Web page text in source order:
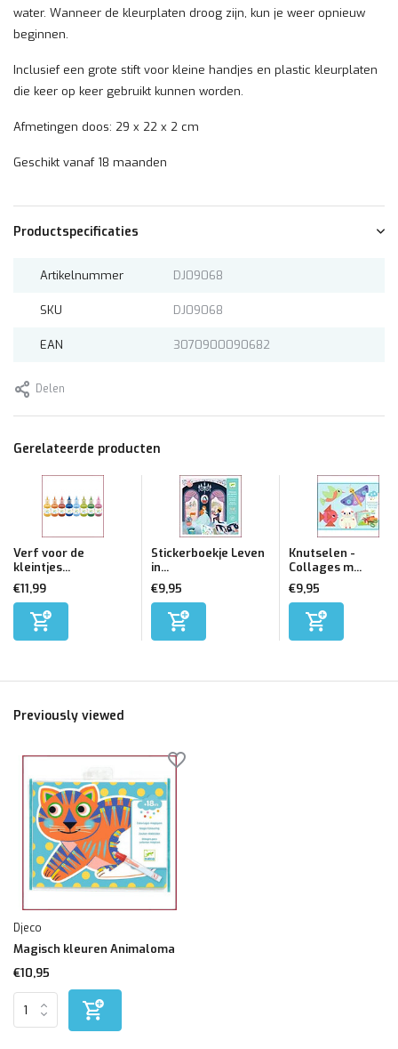
water. Wanneer de kleurplaten droog zijn, kun je weer opnieuw
beginnen.
Inclusief een grote stift voor kleine handjes en plastic kleurplaten
die keer op keer gebruikt kunnen worden.
Afmetingen doos: 29 x 22 x 2 cm
Geschikt vanaf 18 maanden
Productspecificaties
Artikelnummer DJ09068
SKU DJ09068
EAN 3070900090682
Delen
Gerelateerde producten
Verf voor de
kleintjes...
€11,99
Stickerboekje Leven
in...
€9,95
Knutselen -
Collages m...
€9,95
Previously viewed
Djeco
Magisch kleuren Animaloma
€10,95